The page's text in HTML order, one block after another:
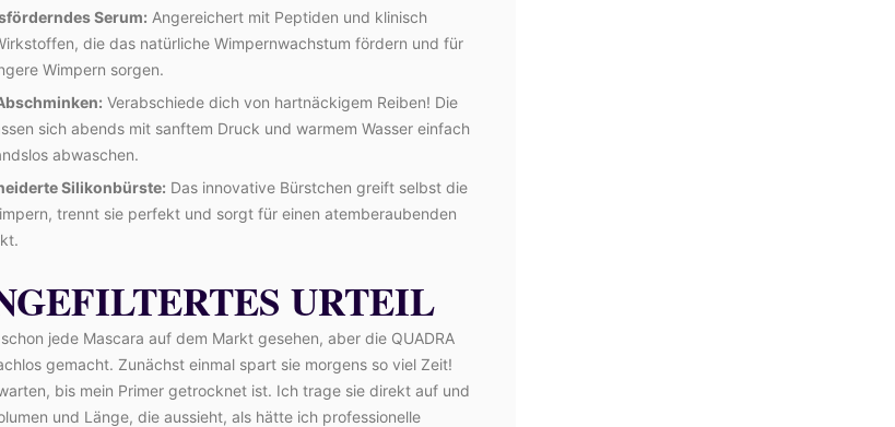
Serum: Angereichert mit Peptiden und klinisch
die das natürliche Wimpernwachstum fördern und für
Wimpern sorgen.
Verabschiede dich von hartnäckigem Reiben! Die
sich abends mit sanftem Druck und warmem Wasser einfach
abwaschen.
Silikonbürste: Das innovative Bürstchen greift selbst die
trennt sie perfekt und sorgt für einen atemberaubenden
URTEIL
jede Mascara auf dem Markt gesehen, aber die QUADRA
gemacht. Zunächst einmal spart sie morgens so viel Zeit!
bis mein Primer getrocknet ist. Ich trage sie direkt auf und
und Länge, die aussieht, als hätte ich professionelle